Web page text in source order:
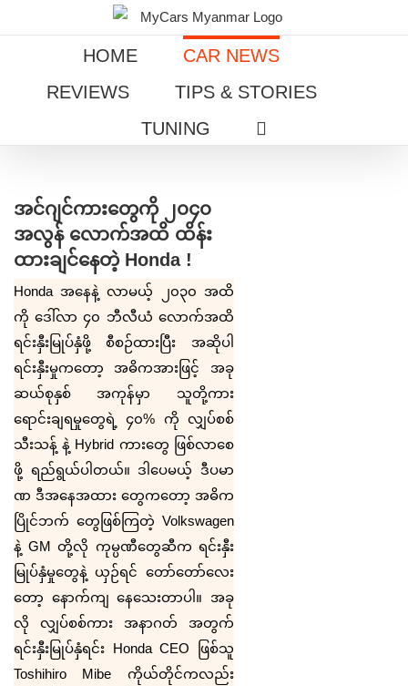
to
HOME
CAR NEWS
REVIEWS
TIPS & STORIES
TUNING
Larger
Image
အင်ဂျင်ကားတွေကို ၂၀၄၀
အလွန် လောက်အထိ ထိန်း
ထားချင်နေတဲ့ Honda !
Honda အနေနဲ့ လာမယ့် ၂၀၃၀ အထိ
ကို ဒေါ်လာ ၄၀ ဘီလီယံ လောက်အထိ
ရင်းနှီးမြုပ်နှံဖို့ စီစဉ်ထားပြီး အဆိုပါ
ရင်းနှီးမှုကတော့ အဓိကအားဖြင့် အခု
ဆယ်စုနှစ် အကုန်မှာ သူတို့ကား
ရောင်းချရမှုတွေရဲ့ ၄၀% ကို လျှပ်စစ်
သီးသန့် နဲ့ Hybrid ကားတွေ ဖြစ်လာစေ
ဖို့ ရည်ရွယ်ပါတယ်။ ဒါပေမယ့် ဒီပမာ
ဏ ဒီအနေအထား တွေကတော့ အဓိက
ပြိုင်ဘက် တွေဖြစ်ကြတဲ့ Volkswagen
နဲ့GMတို့လို ကုမ္ပဏီတွေဆီက ရင်းနှီး
မြုပ်နှံမှုတွေနဲ့ ယှဉ်ရင် တော်တော်လေး
တော့ နောက်ကျ နေသေးတာပါ။ အခု
လို လျှပ်စစ်ကား အနာဂတ် အတွက်
ရင်းနှီးမြုပ်နှံရင်း Honda CEO
ဖြစ်သူ
Toshihiro Mibe ကိုယ်တိုင်ကလည်း